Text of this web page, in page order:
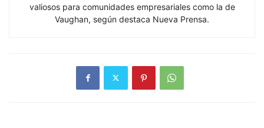
valiosos para comunidades empresariales como la de
Vaughan, según destaca Nueva Prensa.